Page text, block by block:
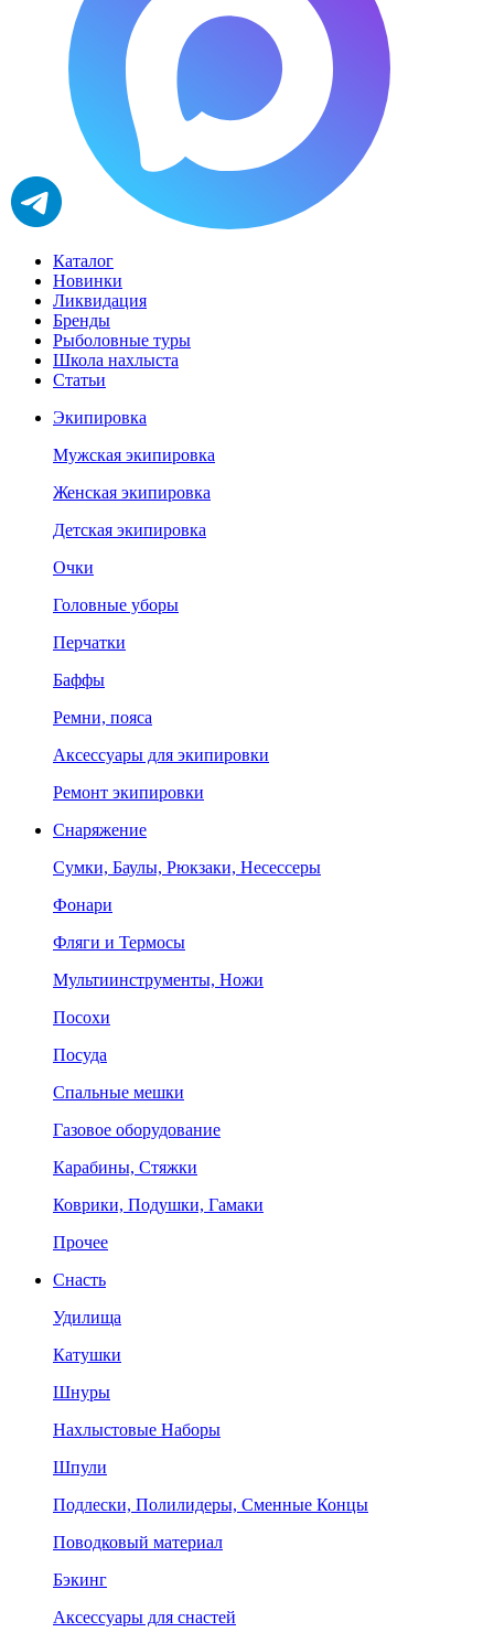
Каталог
Новинки
Ликвидация
Бренды
Рыболовные туры
Школа нахлыста
Статьи
Экипировка
Мужская экипировка
Женская экипировка
Детская экипировка
Очки
Головные уборы
Перчатки
Баффы
Ремни, пояса
Аксессуары для экипировки
Ремонт экипировки
Снаряжение
Сумки, Баулы, Рюкзаки, Несессеры
Фонари
Фляги и Термосы
Мультиинструменты, Ножи
Посохи
Посуда
Спальные мешки
Газовое оборудование
Карабины, Стяжки
Коврики, Подушки, Гамаки
Прочее
Снасть
Удилища
Катушки
Шнуры
Нахлыстовые Наборы
Шпули
Подлески, Полилидеры, Сменные Концы
Поводковый материал
Бэкинг
Аксессуары для снастей